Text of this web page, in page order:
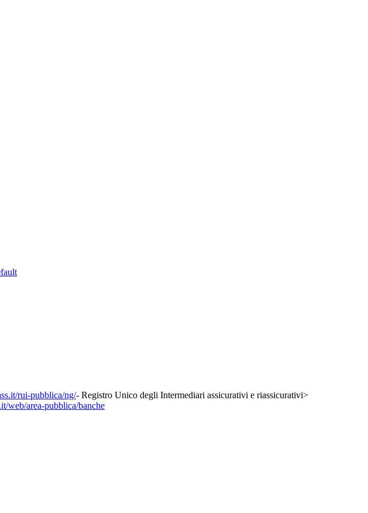
rui-pubblica/ng/- Registro Unico degli Intermediari assicurativi e riassicurativi>
web/area-pubblica/banche